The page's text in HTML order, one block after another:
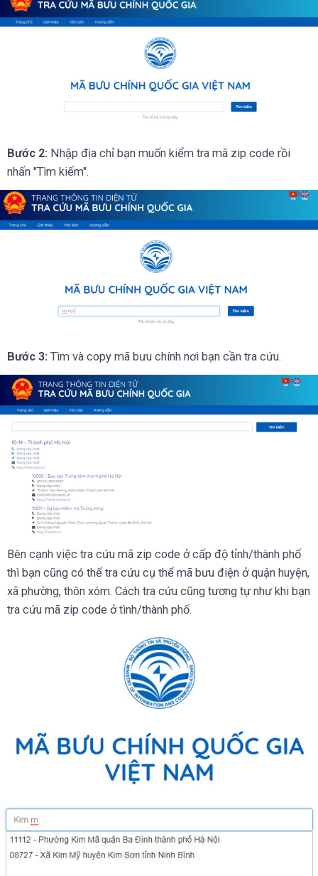
Bước 2: Nhập địa chỉ bạn muốn kiểm tra mã zip code rồi
nhấn "Tìm kiếm".
Bước 3: Tìm và copy mã bưu chính nơi bạn cần tra cứu.
Bên cạnh việc tra cứu mã zip code ở cấp độ tỉnh/thành phố
thì bạn cũng có thể tra cứu cụ thể mã bưu điện ở quận huyện,
xã phường, thôn xóm. Cách tra cứu cũng tương tự như khi bạn
tra cứu mã zip code ở tình/thành phố.